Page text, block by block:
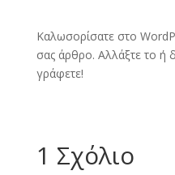
Καλωσορίσατε στο
σας άρθρο. Αλλάξτε το ή
γράφετε!
1 Σχόλιο